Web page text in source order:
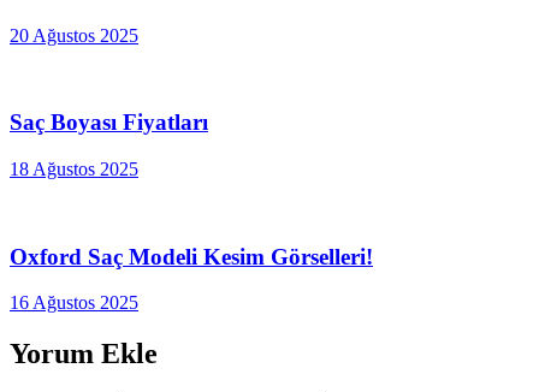
20 Ağustos 2025
Saç Boyası Fiyatları
18 Ağustos 2025
Oxford Saç Modeli Kesim Görselleri!
16 Ağustos 2025
Yorum Ekle